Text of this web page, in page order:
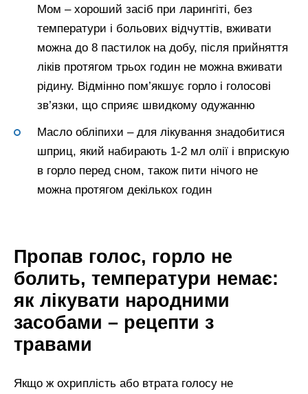
Мом – хороший засіб при ларингіті, без
температури і больових відчуттів, вживати
можна до 8 пастилок на добу, після прийняття
ліків протягом трьох годин не можна вживати
рідину. Відмінно пом’якшує горло і голосові
зв’язки, що сприяє швидкому одужанню
Масло обліпихи – для лікування знадобитися
шприц, який набирають 1-2 мл олії і вприскую
в горло перед сном, також пити нічого не
можна протягом декількох годин
Пропав голос, горло не
болить, температури немає:
як лікувати народними
засобами – рецепти з
травами
Якщо ж охриплість або втрата голосу не